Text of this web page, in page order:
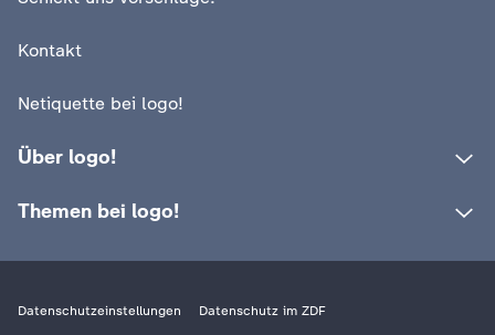
Kontakt
Netiquette bei logo!
Über logo!
Themen bei logo!
Datenschutzeinstellungen Datenschutz im ZDF